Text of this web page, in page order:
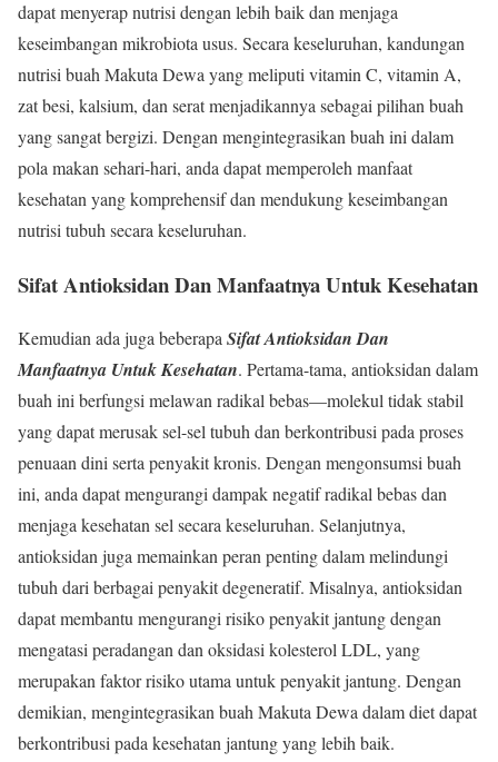
dapat menyerap nutrisi dengan lebih baik dan menjaga
keseimbangan mikrobiota usus. Secara keseluruhan, kandungan
nutrisi buah Makuta Dewa yang meliputi vitamin C, vitamin A,
zat besi, kalsium, dan serat menjadikannya sebagai pilihan buah
yang sangat bergizi. Dengan mengintegrasikan buah ini dalam
pola makan sehari-hari, anda dapat memperoleh manfaat
kesehatan yang komprehensif dan mendukung keseimbangan
nutrisi tubuh secara keseluruhan.
Sifat Antioksidan Dan Manfaatnya Untuk Kesehatan
Kemudian ada juga beberapaSifat Antioksidan Dan
Manfaatnya Untuk Kesehatan. Pertama-tama, antioksidan dalam
buah ini berfungsi melawan radikal bebas—molekul tidak stabil
yang dapat merusak sel-sel tubuh dan berkontribusi pada proses
penuaan dini serta penyakit kronis. Dengan mengonsumsi buah
ini, anda dapat mengurangi dampak negatif radikal bebas dan
menjaga kesehatan sel secara keseluruhan. Selanjutnya,
antioksidan juga memainkan peran penting dalam melindungi
tubuh dari berbagai penyakit degeneratif. Misalnya, antioksidan
dapat membantu mengurangi risiko penyakit jantung dengan
mengatasi peradangan dan oksidasi kolesterol LDL, yang
merupakan faktor risiko utama untuk penyakit jantung. Dengan
demikian, mengintegrasikan buah Makuta Dewa dalam diet dapat
berkontribusi pada kesehatan jantung yang lebih baik.